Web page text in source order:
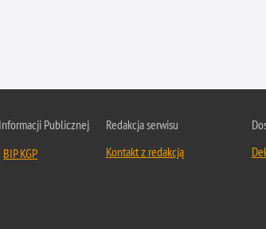
Publicznej
BIP KGP
Redakcja serwisu
Kontakt z redakcją